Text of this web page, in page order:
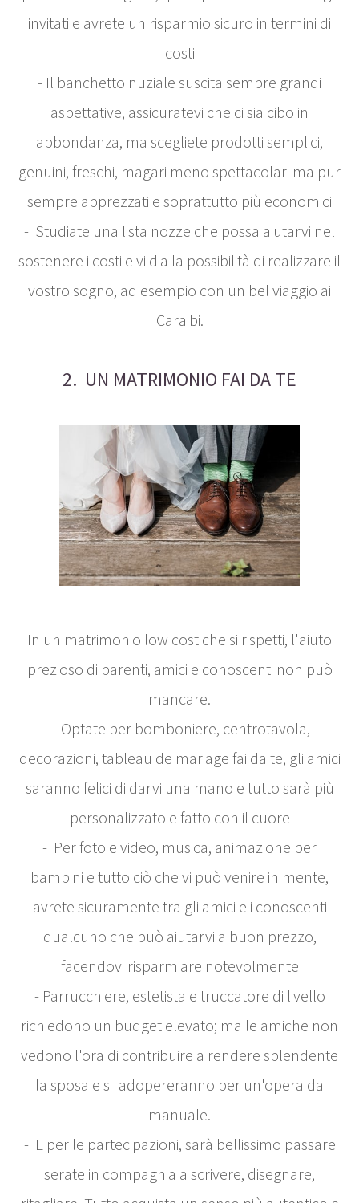
invitati e avrete un risparmio sicuro in termini di
costi
- Il banchetto nuziale suscita sempre grandi
aspettative, assicuratevi che ci sia cibo in
abbondanza, ma scegliete prodotti semplici,
genuini, freschi, magari meno spettacolari ma pur
sempre apprezzati e soprattutto più economici
- Studiate una lista nozze che possa aiutarvi nel
sostenere i costi e vi dia la possibilità di realizzare il
vostro sogno, ad esempio con un bel viaggio ai
Caraibi.
2. UN MATRIMONIO FAI DA TE
In un matrimonio low cost che si rispetti, l'aiuto
prezioso di parenti, amici e conoscenti non può
mancare.
- Optate per bomboniere, centrotavola,
decorazioni, tableau de mariage fai da te, gli amici
saranno felici di darvi una mano e tutto sarà più
personalizzato e fatto con il cuore
- Per foto e video, musica, animazione per
bambini e tutto ciò che vi può venire in mente,
avrete sicuramente tra gli amici e i conoscenti
qualcuno che può aiutarvi a buon prezzo,
facendovi risparmiare notevolmente
- Parrucchiere, estetista e truccatore di livello
richiedono un budget elevato; ma le amiche non
vedono l'ora di contribuire a rendere splendente
la sposa e si adopereranno per un'opera da
manuale.
- E per le partecipazioni, sarà bellissimo passare
serate in compagnia a scrivere, disegnare,